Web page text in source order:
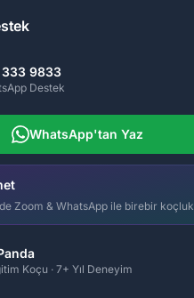
333 9833
Destek
WhatsApp'tan Yaz
Zoom & WhatsApp ile birebir koçluk
Koçu · 7+ Yıl Deneyim